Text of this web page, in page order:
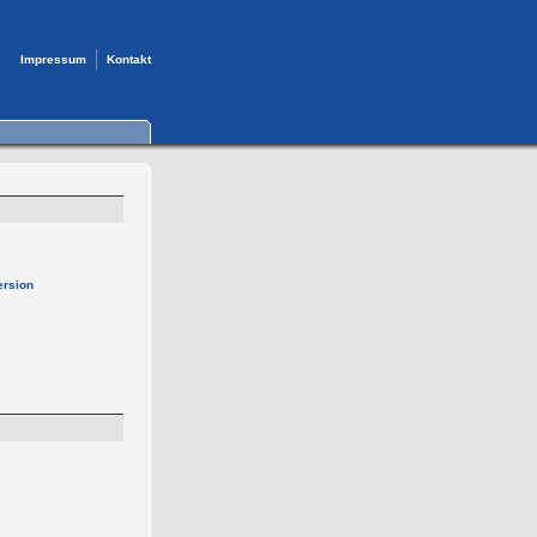
Impressum Kontakt